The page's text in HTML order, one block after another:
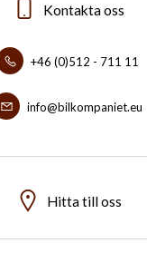
Kontakta oss
+46 (0)512 - 711 11
info@bilkompaniet.eu
Hitta till oss